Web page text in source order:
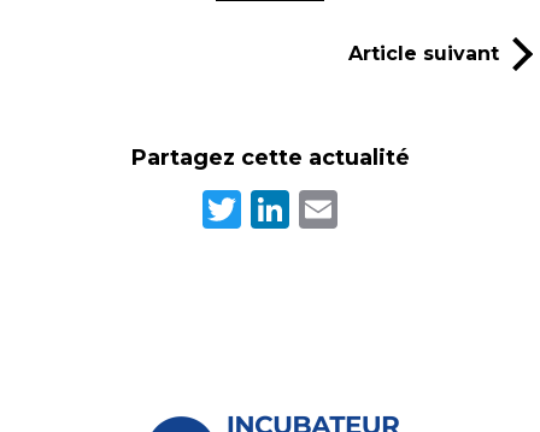
Article suivant
Partagez cette actualité
Twitter
LinkedIn